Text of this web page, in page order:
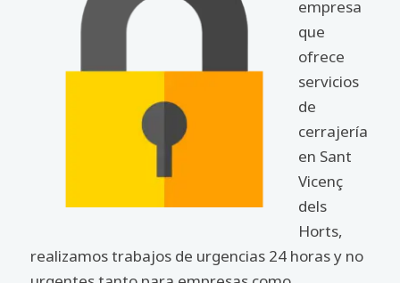
empresa
que
ofrece
servicios
de
cerrajería
en Sant
Vicenç
dels
Horts,
realizamos trabajos de urgencias 24 horas y no